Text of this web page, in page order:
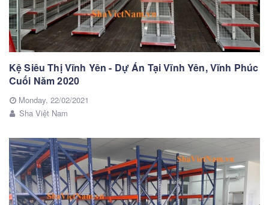
Kệ Siêu Thị Vĩnh Yên - Dự Án Tại Vĩnh Yên, Vĩnh Phúc
Cuối Năm 2020
Monday, 22/02/2021
Sha Việt Nam